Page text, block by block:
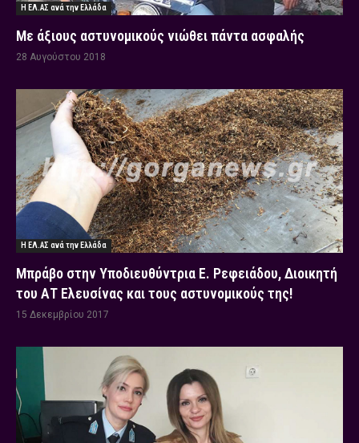
Η ΕΛ.ΑΣ ανά την Ελλάδα
Με άξιους αστυνομικούς νιώθει πάντα ασφαλής
28 Αυγούστου 2018
Η ΕΛ.ΑΣ ανά την Ελλάδα
Μπράβο στην Υποδιευθύντρια Ε. Ρεφειάδου, Διοικητή
του ΑΤ Ελευσίνας και τους αστυνομικούς της!
15 Δεκεμβρίου 2017